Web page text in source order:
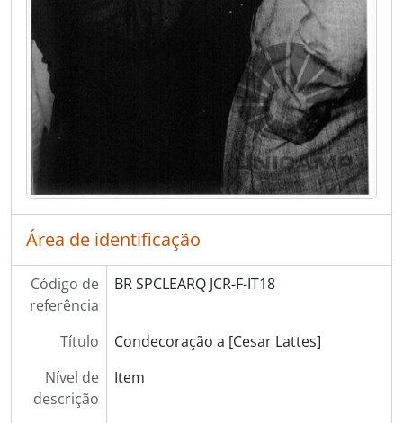
[Item] IT42 - Regresso de Genebra
[Item] IT43 - Conferência Internacional sobre usos pacíficos de Energia Atômica
[Item] IT44 - Conferência Internacional sobre usos pacíficos de Energia Atômica. Presidência da seção 10b: "Ocorrências de Urânio, Genebra, Suíça”
[Item] IT45 - Reprodução de notícia publicada no Jornal do Commercio de Pernambuco
[Item] IT46 - Partida para Nova York
[Item] IT47 - Regresso de Nova York
[Item] IT48 - Regresso de Nova York
[Item] IT49 - Regresso de Nova York
[Item] IT50 - Regresso de Nova York
[Série] PM - Pós-Morte
Área de identificação
Código de
referência
BR SPCLEARQ JCR-F-IT18
Título
Condecoração a [Cesar Lattes]
Nível de
descrição
Item